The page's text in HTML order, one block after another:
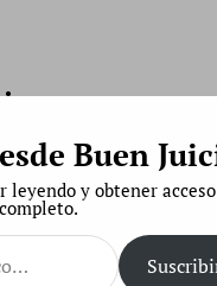
Buen
leyendo y obtener